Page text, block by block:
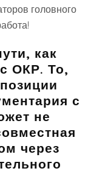
головного
как
ОКР. То,
с
не
через